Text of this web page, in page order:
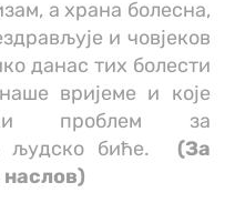
а храна болесна,
и човјеков
данас тих болести
вријеме и које
проблем за
људско биће. (За
наслов)